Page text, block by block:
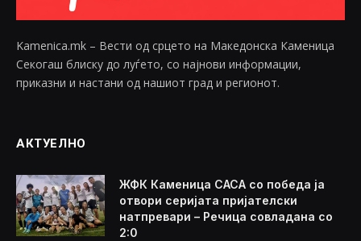
Kamenica.mk – Вести од срцето на Македонска Каменица
Секогаш блиску до луѓето, со најнови информации,
приказни и настани од нашиот град и регионот.
АКТУЕЛНО
ЖФК Каменица САСА со победа ја
отвори серијата пријателски
натпревари – Речица совладана со
2:0